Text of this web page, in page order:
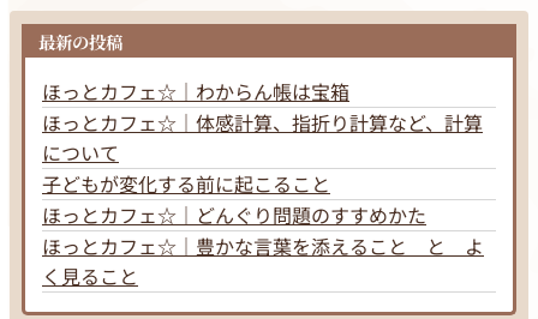
最新の投稿
ほっとカフェ☆｜わからん帳は宝箱
ほっとカフェ☆｜体感計算、指折り計算など、計算
について
子どもが変化する前に起こること
ほっとカフェ☆｜どんぐり問題のすすめかた
ほっとカフェ☆｜豊かな言葉を添えること と よ
く見ること